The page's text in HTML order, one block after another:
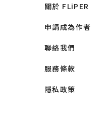
關於 FLiPER
申請成為作者
聯絡我們
服務條款
隱私政策